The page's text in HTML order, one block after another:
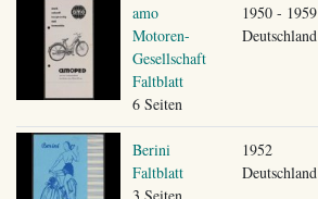
amo
Motoren-
Gesellschaft
Faltblatt
6 Seiten
1950 - 1959
Deutschland
Berini
Faltblatt
3 Seiten
1952
Deutschland